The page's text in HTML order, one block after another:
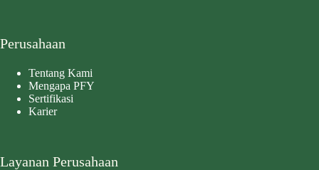
Perusahaan
Tentang Kami
Mengapa PFY
Sertifikasi
Karier
Layanan Perusahaan